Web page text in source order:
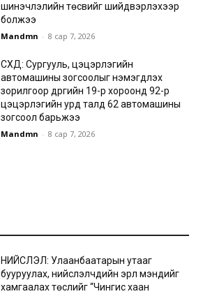
шинэчлэлийн төсвийг шийдвэрлэхээр
болжээ
Mandmn - 8 сар 7, 2026
СХД: Сургууль, цэцэрлэгийн
автомашины зогсоолыг нэмэгдүүлэх
зорилгоор дүүргийн 19-р хороонд 92-р
цэцэрлэгийн урд талд 62 автомашины
зогсоол барьжээ
Mandmn - 8 сар 7, 2026
НИЙСЛЭЛ: Улаанбаатарын утааг
бууруулах, нийслэлчүүдийн эрүүл мэндийг
хамгаалах төслийг “Чингис хаан